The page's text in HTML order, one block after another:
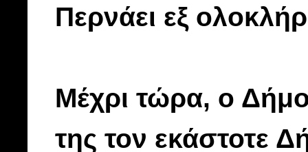
Περνάει εξ
Μέχρι τώρα, ο
της τον εκάστοτε